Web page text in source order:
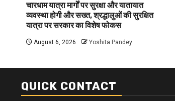
चारधाम यात्रा मार्गों पर सुरक्षा और यातायात
व्यवस्था होगी और सख्त, श्रद्धालुओं की सुरक्षित
यात्रा पर सरकार का विशेष फोकस
August 6, 2026 Yoshita Pandey
QUICK CONTACT